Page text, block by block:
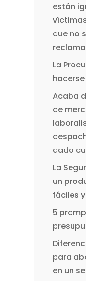
están
que no
La
Acaba
de
dado
La
un
fáciles
5
para
en un